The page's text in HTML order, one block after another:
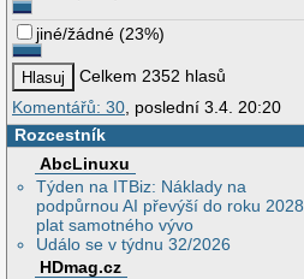
jiné/žádné (23%)
Celkem 2352 hlasů
Komentářů: 30 , poslední 3.4. 20:20
Rozcestník
AbcLinuxu
Týden na ITBiz: Náklady na
podpůrnou AI převýší do roku 2028
plat samotného vývo
Událo se v týdnu 32/2026
HDmag.cz